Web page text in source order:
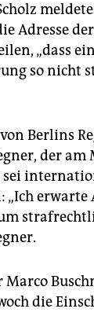
Adresse
„dass
so nicht
Berlins
der am
„Ich
die